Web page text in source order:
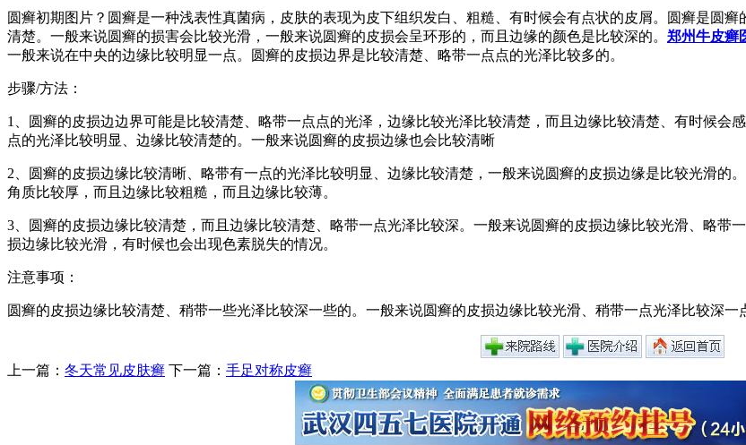
圆癣初期图片？圆癣是一种浅表性真菌病，皮肤的表现为皮下组织发白、粗糙、有时候会有点状的皮屑。圆癣是圆
清楚。一般来说圆癣的损害会比较光滑，一般来说圆癣的皮损会呈环形的，而且边缘的颜色是比较深的。 郑州牛皮癣
一般来说在中央的边缘比较明显一点。圆癣的皮损边界是比较清楚、略带一点点的光泽比较多的。
步骤/方法：
1、圆癣的皮损边边界可能是比较清楚、略带一点点的光泽，边缘比较光泽比较清楚，而且边缘比较清楚、有时候会
点的光泽比较明显、边缘比较清楚的。一般来说圆癣的皮损边缘也会比较清晰
2、圆癣的皮损边缘比较清晰、略带有一点的光泽比较明显、边缘比较清楚，一般来说圆癣的皮损边缘是比较光滑的
角质比较厚，而且边缘比较粗糙，而且边缘比较薄。
3、圆癣的皮损边缘比较清楚，而且边缘比较清楚、略带一点光泽比较深。一般来说圆癣的皮损边缘比较光滑、略带
损边缘比较光滑，有时候也会出现色素脱失的情况。
注意事项：
圆癣的皮损边缘比较清楚、稍带一些光泽比较深一些的。一般来说圆癣的皮损边缘比较光滑、稍带一点光泽比较深
上一篇： 冬天常见皮肤癣 下一篇： 手足对称皮癣